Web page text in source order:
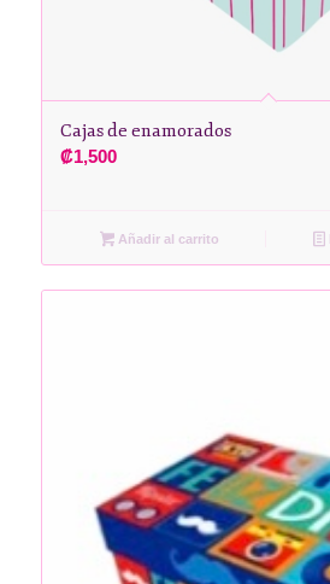
Cajas de enamorados
₡1,500
Añadir al carrito